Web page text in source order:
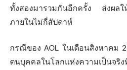
ทั้งสองมารวมกันอีกครั้ง ส่งผลใ
ภายในไม่กี่สัปดาห์
กรณีของ AOL ในเดือนสิงหาคม
ตนบุคคลในโลกแห่งความเป็นจริง